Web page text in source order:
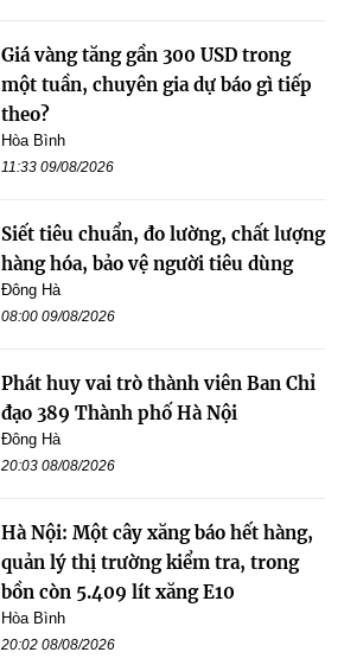
Giá vàng tăng gần 300 USD trong
một tuần, chuyên gia dự báo gì tiếp
theo?
Hòa Bình
11:33 09/08/2026
Siết tiêu chuẩn, đo lường, chất lượng
hàng hóa, bảo vệ người tiêu dùng
Đông Hà
08:00 09/08/2026
Phát huy vai trò thành viên Ban Chỉ
đạo 389 Thành phố Hà Nội
Đông Hà
20:03 08/08/2026
Hà Nội: Một cây xăng báo hết hàng,
quản lý thị trường kiểm tra, trong
bồn còn 5.409 lít xăng E10
Hòa Bình
20:02 08/08/2026